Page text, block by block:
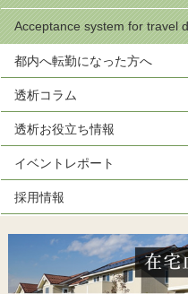
Acceptance system for travel
都内へ転勤になった方へ
透析コラム
透析お役立ち情報
イベントレポート
採用情報